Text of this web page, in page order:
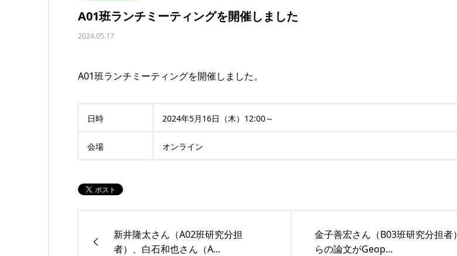
A01班ランチミーティングを開催しました
2024.05.17
A01班ランチミーティングを開催しました。
日時 2024年5月16日（木）12:00～
会場 オンライン
新井隆太さん（A02班研究分担
者）、白石和也さん（A...
金子善宏さん（B03班研究分担者）
らの論文がGeop...